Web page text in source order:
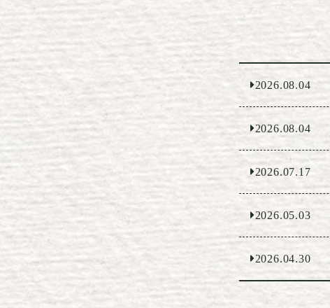
2026.08.04
2026.08.04
2026.07.17
2026.05.03
2026.04.30